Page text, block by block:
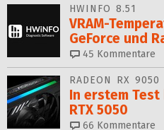
HWINFO 8.51
VRAM-
GeForce und
45 Kommentare
RADEON RX 9050
In erstem
RTX 5050
66 Kommentare